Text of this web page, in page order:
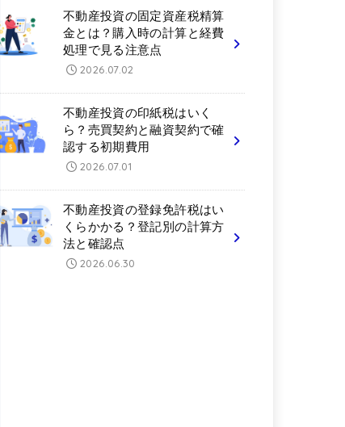
不動産投資の固定資産税精算
金とは？購入時の計算と経費
処理で見る注意点
2026.07.02
不動産投資の印紙税はいく
ら？売買契約と融資契約で確
認する初期費用
2026.07.01
不動産投資の登録免許税はい
くらかかる？登記別の計算方
法と確認点
2026.06.30